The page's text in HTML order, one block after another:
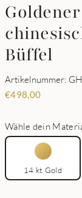
Büffel
Artikelnummer:
€498,00
Wähle dein
14 kt Gold